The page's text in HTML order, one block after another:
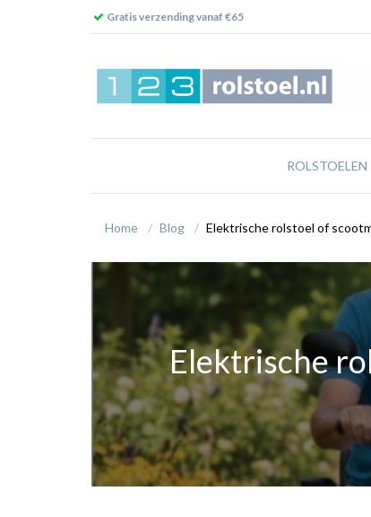
Gratis verzending vanaf €65
ROLSTOELEN
Home Blog Elektrische rolstoel of
Elektrische